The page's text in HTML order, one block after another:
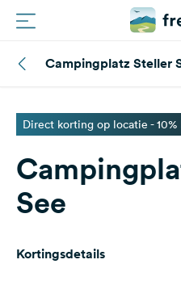
Routes
Campings
Magazine
Partners
Registreren
Campingplatz
Direct korting op locatie -
See
Kortingsdetails